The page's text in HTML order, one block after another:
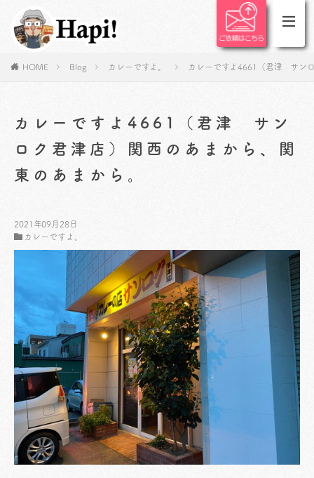
HOME Blog カレーですよ。 カレーですよ4661（君津 サン
カレーですよ4661（君津 サン
ロク君津店）関西のあまから、関
東のあまから。
2021年09月28日
カレーですよ。